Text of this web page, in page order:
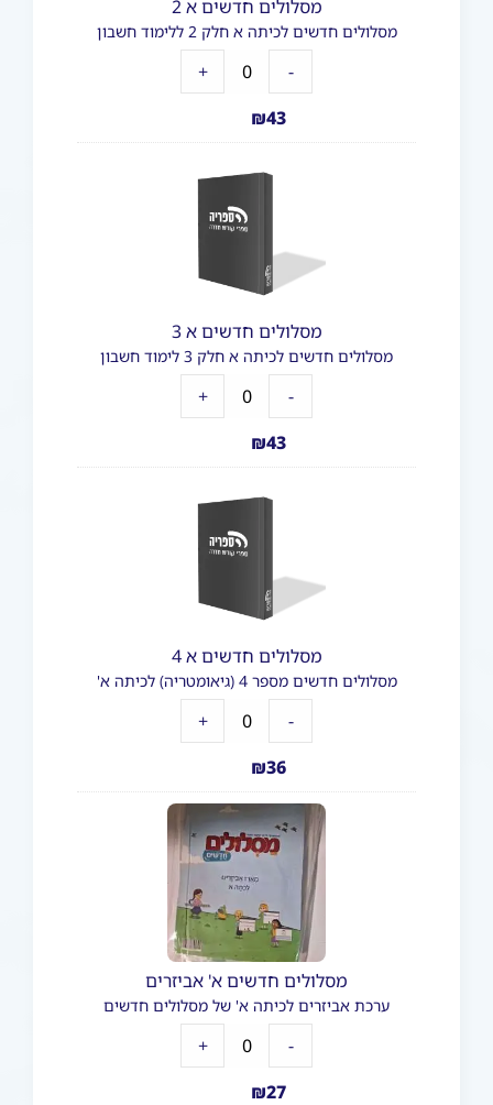
מסלולים חדשים א 2
מסלולים חדשים לכיתה א חלק 2 ללימוד חשבון
-
+
₪43
מסלולים חדשים א 3
מסלולים חדשים לכיתה א חלק 3 לימוד חשבון
-
+
₪43
מסלולים חדשים א 4
מסלולים חדשים מספר 4 (גיאומטריה) לכיתה א'
-
+
₪36
מסלולים חדשים א' אביזרים
ערכת אביזרים לכיתה א' של מסלולים חדשים
-
+
₪27